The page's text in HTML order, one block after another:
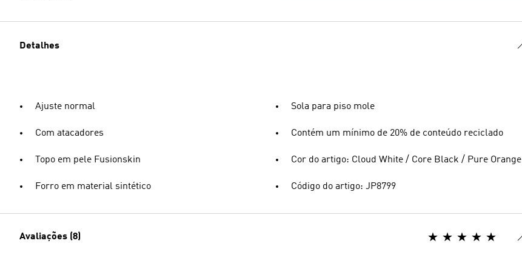
Detalhes
Ajuste normal
Com atacadores
Topo em pele Fusionskin
Forro em material sintético
Sola para piso mole
Contém um mínimo de 20% de conteúdo reciclado
Cor do artigo: Cloud White / Core Black / Pure Orange
Código do artigo: JP8799
Avaliações (8)